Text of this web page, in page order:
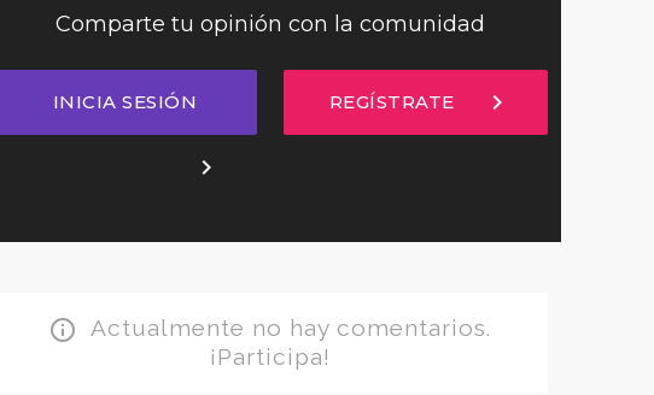
Comparte tu opinión con la comunidad
INICIA SESIÓN
chevron_right
REGÍSTRATE chevron_right
info_outline
Actualmente no hay comentarios.
¡Participa!